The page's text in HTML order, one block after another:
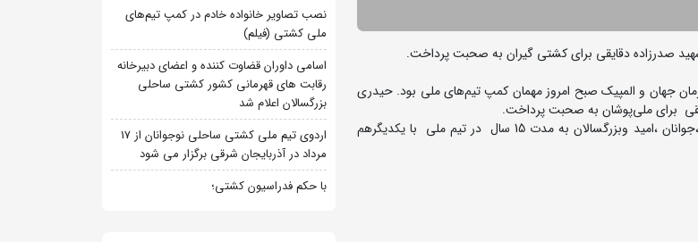
جهان و المپیک صبح امروز مهمان کمپ تیم‌های ملی بود. حیدری
برای ملی‌پوشان به صحبت پرداخت.
علیرضا دبیر رئیس فدراسیون و علیرضا حیدری در رده‌های سنی نونهالان،نوجوانان،جوانان ،امید وبزرگسالان به مدت 15 سال در تیم ملی با یکدیگرهم
نصب تصاویر خانواده خادم در کمپ تیم‌های
ملی کشتی (فیلم)
اسامی داوران قضاوت کننده و اعضای دبیرخانه
رقابت های قهرمانی کشور کشتی ساحلی
بزرگسالان اعلام شد
اردوی تیم ملی کشتی ساحلی نوجوانان از 17
مرداد در آذربایجان شرقی برگزار می شود
با حکم فدراسیون کشتی؛